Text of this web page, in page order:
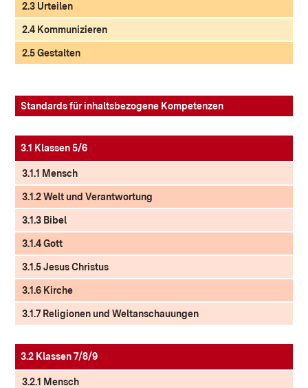
2.3 Urteilen
2.4 Kommunizieren
2.5 Gestalten
Standards für inhaltsbezogene Kompetenzen
3.1 Klassen 5/6
3.1.1 Mensch
3.1.2 Welt und Verantwortung
3.1.3 Bibel
3.1.4 Gott
3.1.5 Jesus Christus
3.1.6 Kirche
3.1.7 Religionen und Weltanschauungen
3.2 Klassen 7/8/9
3.2.1 Mensch